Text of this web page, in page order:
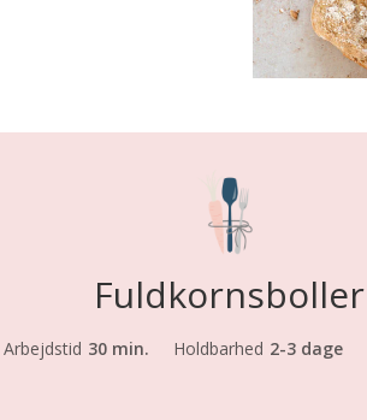
Fuldkornsboller
Arbejdstid 30 min. Holdbarhed 2-3 dage